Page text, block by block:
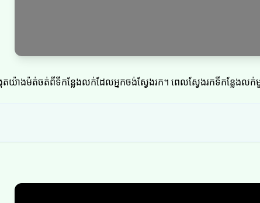
តយ៉ាងម៉ត់ចត់ពីទីកន្លែងលក់ដែលអ្នកចង់ស្វែងរក។ ពេលស្វែងរកទីកន្ល